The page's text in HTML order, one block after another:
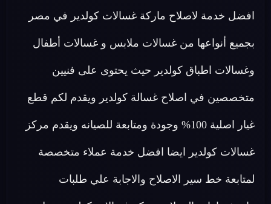
افضل خدمة لاصلاح ماركة غسالات كولدير في مصر
بجميع أنواعها من غسالات ملابس و غسالات أطفال
وغسالات اطباق كولدير حيث يحتوى على فنيين
متخصصين في اصلاح غسالة كولدير ويقدم لكم قطع
غيار اصلية 100% وجودة ومتابعة للصيانه ويقدم مركز
غسالات كولدير ايضا افضل خدمة عملاء متخصصة
لمتابعة خط سير الاصلاح والاجابة علي طلبات